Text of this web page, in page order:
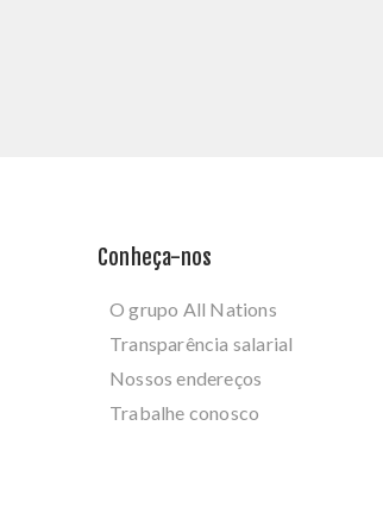
Conheça-nos
O grupo All Nations
Transparência salarial
Nossos endereços
Trabalhe conosco